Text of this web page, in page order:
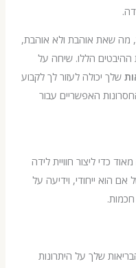
ולא אוהבת,
שיחה על
לעזור לך לקבוע
עבור
חוויית לידה
וידיעה על
על היתרונות